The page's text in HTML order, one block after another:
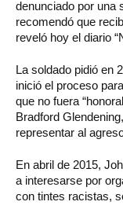
denunciado por una
recomendó que
reveló hoy el diario
La soldado pidió en
inició el proceso
que no fuera
Bradford
representar al
En abril de 2015,
a interesarse por
con tintes racistas,